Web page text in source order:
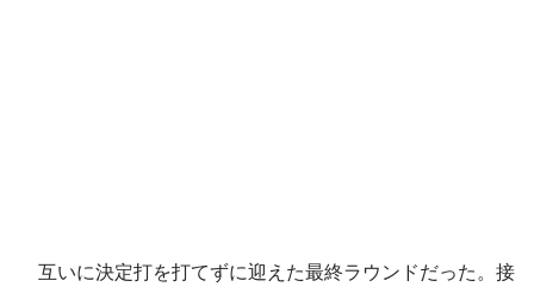
互いに決定打を打てずに迎えた最終ラウンドだった。接